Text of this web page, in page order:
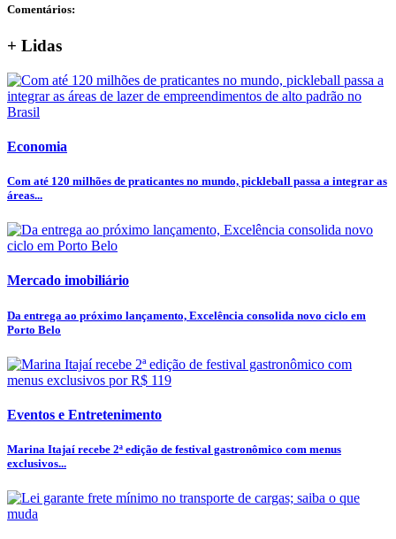
Comentários:
+ Lidas
Economia
Com até 120 milhões de praticantes no mundo, pickleball passa a integrar as
áreas...
Mercado imobiliário
Da entrega ao próximo lançamento, Excelência consolida novo ciclo em
Porto Belo
Eventos e Entretenimento
Marina Itajaí recebe 2ª edição de festival gastronômico com menus
exclusivos...